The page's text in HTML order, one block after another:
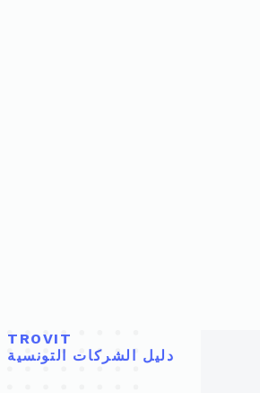
TROVIT
دليل الشركات التونسية